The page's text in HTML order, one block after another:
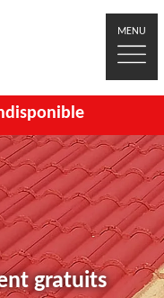
MENU
gratuits